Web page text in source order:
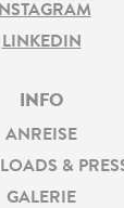
INSTAGRAM
LINKEDIN
INFO
ANREISE
&
GALERIE